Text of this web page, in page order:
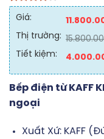
4
dựa trên
1
đánh giá
Giá:
Thị trường:
Tiết kiệm:
Bếp điện từ KAFF
ngoại
Xuất Xứ: KAFF